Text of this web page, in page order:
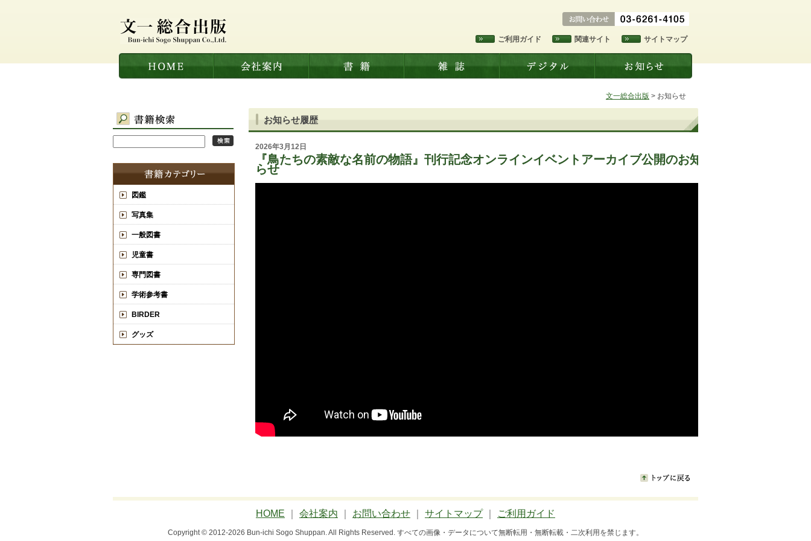
サイトマップ
関連サイト
ご利用ガイド
文一総合出版 > お知らせ
図鑑
写真集
一般図書
児童書
専門図書
学術参考書
BIRDER
グッズ
お知らせ履歴
2026年3月12日
『鳥たちの素敵な名前の物語』刊行記念オンラインイベントアーカイブ公開のお知
らせ
HOME 会社案内 お問い合わせ サイトマップ｜ ご利用ガイド
Copyright © 2012-2026 Bun-ichi Sogo Shuppan. All Rights Reserved. すべての画像・データについて無断転用・無断転載・二次利用を禁じます。